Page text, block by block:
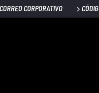
CORREO CORPORATIVO